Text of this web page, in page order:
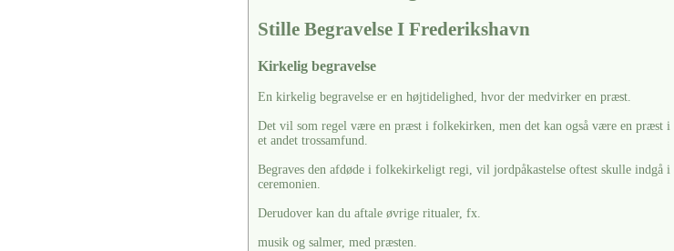
Stille Begravelse I Frederikshavn
Kirkelig begravelse
En kirkelig begravelse er en højtidelighed, hvor der medvirker en præst.
Det vil som regel være en præst i folkekirken, men det kan også være en præst i
et andet trossamfund.
Begraves den afdøde i folkekirkeligt regi, vil jordpåkastelse oftest skulle indgå i
ceremonien.
Derudover kan du aftale øvrige ritualer, fx.
musik og salmer, med præsten.